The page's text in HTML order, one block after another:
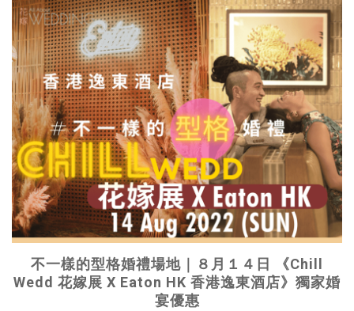
不一樣的型格婚禮場地｜８月１４日 《Chill
Wedd 花嫁展 X Eaton HK 香港逸東酒店》獨家婚
宴優惠